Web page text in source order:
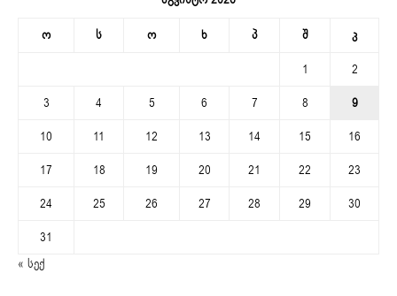
ო ს ო ხ პ შ კ
1
2
3
4 5 6 7 8
9
10
11 12 13 14 15
16
17
18 19 20 21 22
23
24
25 26 27 28 29
30
31
« სექ